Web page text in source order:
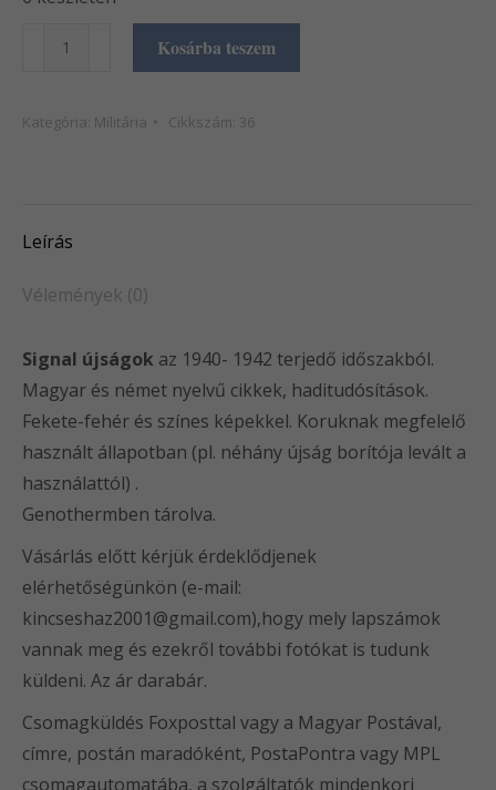
Signal
Kosárba teszem
Kategória: Militária Cikkszám: 36
Leírás
Vélemények (0)
Signal újságok az 1940- 1942 terjedő időszakból.
Magyar és német nyelvű cikkek, haditudósítások.
Fekete-fehér és színes képekkel. Koruknak megfelelő
használt állapotban (pl. néhány újság borítója levált a
használattól) .
Genothermben tárolva.
Vásárlás előtt kérjük érdeklődjenek
elérhetőségünkön (e-mail:
kincseshaz2001@gmail.com),hogy mely lapszámok
vannak meg és ezekről további fotókat is tudunk
küldeni. Az ár darabár.
Csomagküldés Foxposttal vagy a Magyar Postával,
címre, postán maradóként, PostaPontra vagy MPL
csomagautomatába, a szolgáltatók mindenkori